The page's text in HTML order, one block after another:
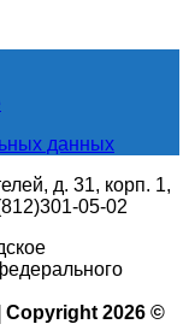
данных
д. 31, корп. 1,
05-02
|| Copyright 2026 ©